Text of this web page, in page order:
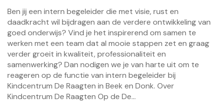
Ben jij een intern begeleider die met visie, rust en
daadkracht wil bijdragen aan de verdere ontwikkeling van
goed onderwijs? Vind je het inspirerend om samen te
werken met een team dat al mooie stappen zet en graag
verder groeit in kwaliteit, professionaliteit en
samenwerking? Dan nodigen we je van harte uit om te
reageren op de functie van intern begeleider bij
Kindcentrum De Raagten in Beek en Donk. Over
Kindcentrum De Raagten Op de De...